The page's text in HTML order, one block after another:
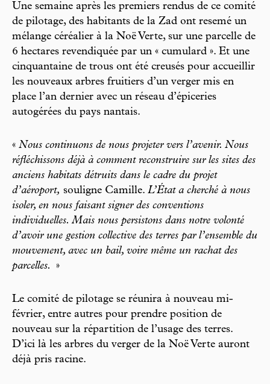
Une semaine après les premiers rendus de ce comité
de pilotage, des habitants de la Zad ont resemé un
mélange céréalier à la Noë Verte, sur une parcelle de
6 hectares revendiquée par un « cumulard ». Et une
cinquantaine de trous ont été creusés pour accueillir
les nouveaux arbres fruitiers d’un verger mis en
place l’an dernier avec un réseau d’épiceries
autogérées du pays nantais.
« Nous continuons de nous projeter vers l’avenir. Nous
réfléchissons déjà à comment reconstruire sur les sites des
anciens habitats détruits dans le cadre du projet
d’aéroport, souligne Camille. L’État a cherché à nous
isoler, en nous faisant signer des conventions
individuelles. Mais nous persistons dans notre volonté
d’avoir une gestion collective des terres par l’ensemble du
mouvement, avec un bail, voire même un rachat des
parcelles.
»
Le comité de pilotage se réunira à nouveau mi-
février, entre autres pour prendre position de
nouveau sur la répartition de l’usage des terres.
D’ici là les arbres du verger de la Noë Verte auront
déjà pris racine.